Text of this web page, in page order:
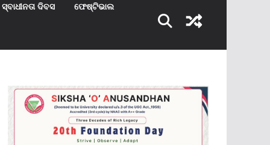
ସ୍ବାଧୀନତା ଦିବସ ଫେଷ୍ଟିଭାଲ